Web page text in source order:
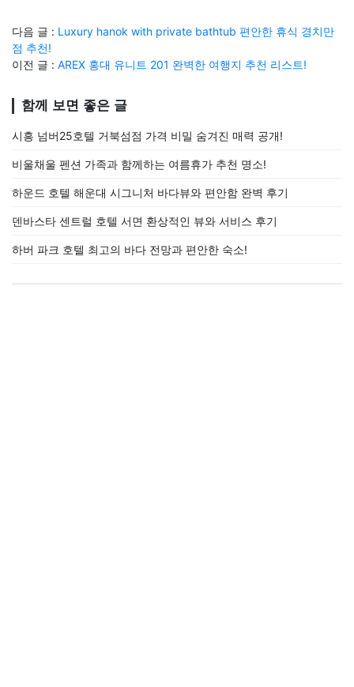
다음 글 : Luxury hanok with private bathtub 편안한 휴식 경치만
점 추천!
이전 글 : AREX 홍대 유니트 201 완벽한 여행지 추천 리스트!
함께 보면 좋은 글
시흥 넘버25호텔 거북섬점 가격 비밀 숨겨진 매력 공개!
비울채울 펜션 가족과 함께하는 여름휴가 추천 명소!
하운드 호텔 해운대 시그니처 바다뷰와 편안함 완벽 후기
덴바스타 센트럴 호텔 서면 환상적인 뷰와 서비스 후기
하버 파크 호텔 최고의 바다 전망과 편안한 숙소!